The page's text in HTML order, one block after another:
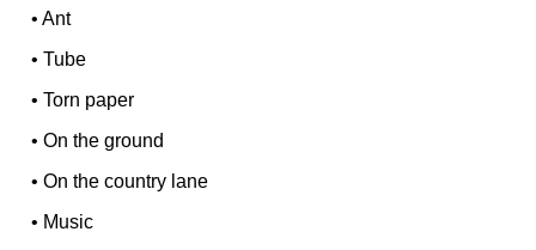
•Ant
•Tube
•Torn paper
•On the ground
•On the country lane
• Music